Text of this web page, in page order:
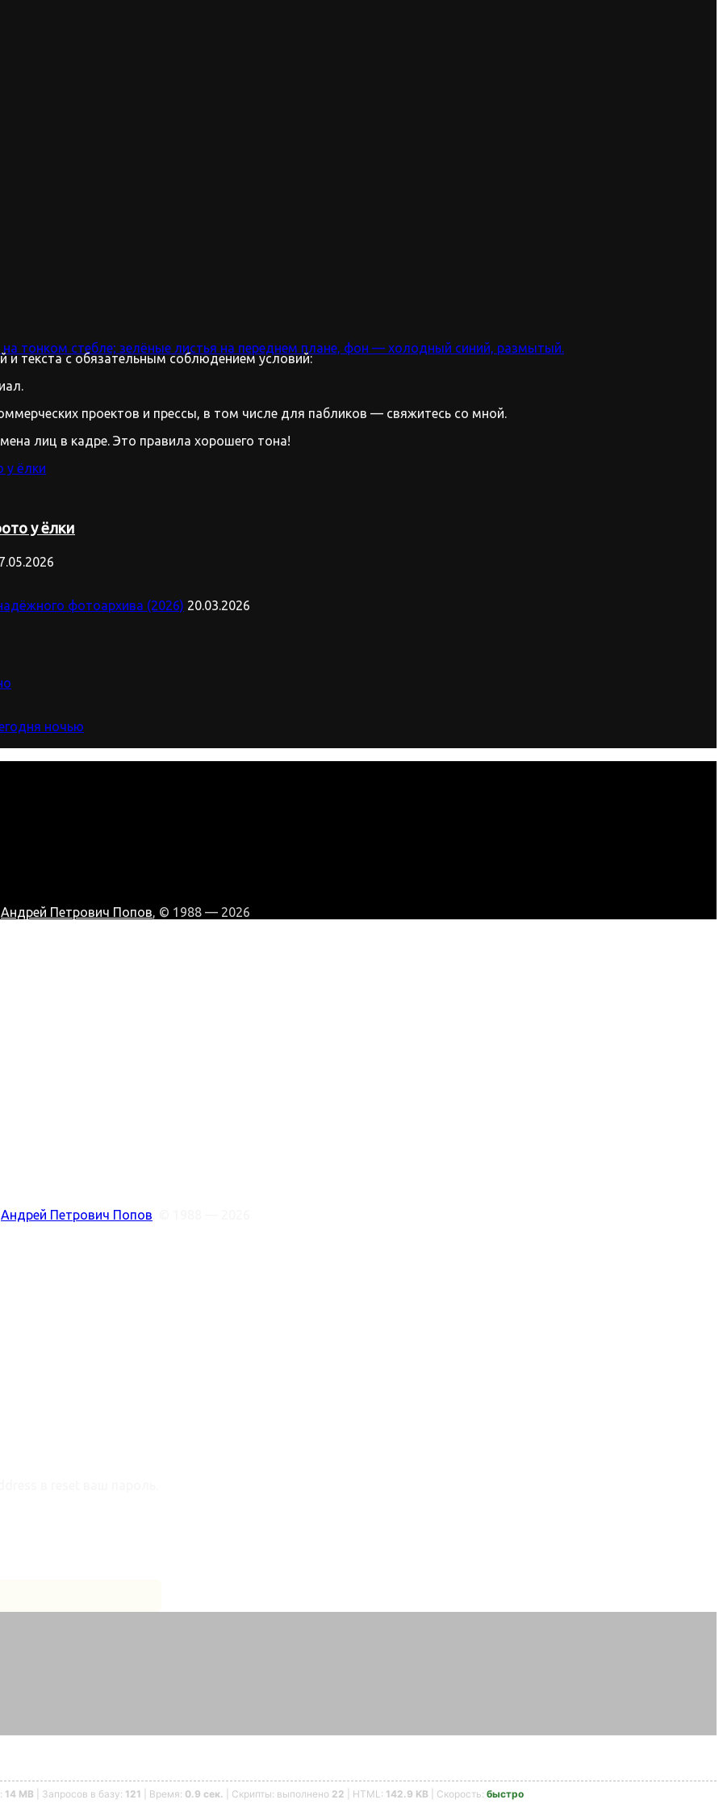
у ёлки
и текста с обязательным соблюдением условий:
проектов и прессы, в том числе для пабликов — свяжитесь со мной.
лиц в кадре. Это правила хорошего тона!
фотоархива (2026) 20.03.2026
ночью
Андрей Петрович Попов, © 1988 — 2026
Андрей Петрович Попов
14 MB | Запросов в базу: 121 | Время: 0.9 сек. | Скрипты: выполнено 22 | HTML: 142.9 KB | Скорость: быстро